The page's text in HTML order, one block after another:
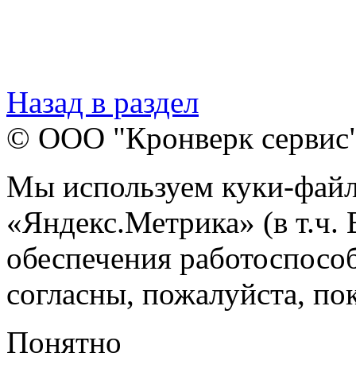
Назад в раздел
© ООО "Кронверк
Мы используем куки-
«Яндекс.Метрика» (в т.ч.
обеспечения
согласны, пожалуйста,
Понятно